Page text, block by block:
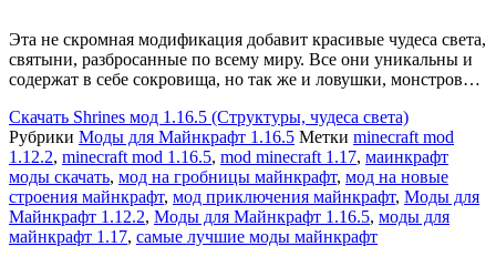
Эта не скромная модификация добавит красивые чудеса света,
святыни, разбросанные по всему миру. Все они уникальны и
содержат в себе сокровища, но так же и ловушки, монстров…
Скачать Shrines мод 1.16.5 (Структуры, чудеса света)
Рубрики Моды для Майнкрафт 1.16.5 Метки minecraft mod
1.12.2, minecraft mod 1.16.5, mod minecraft 1.17, маинкрафт
моды скачать, мод на гробницы майнкрафт, мод на новые
строения майнкрафт, мод приключения майнкрафт, Моды для
Майнкрафт 1.12.2, Моды для Майнкрафт 1.16.5, моды для
майнкрафт 1.17, самые лучшие моды майнкрафт